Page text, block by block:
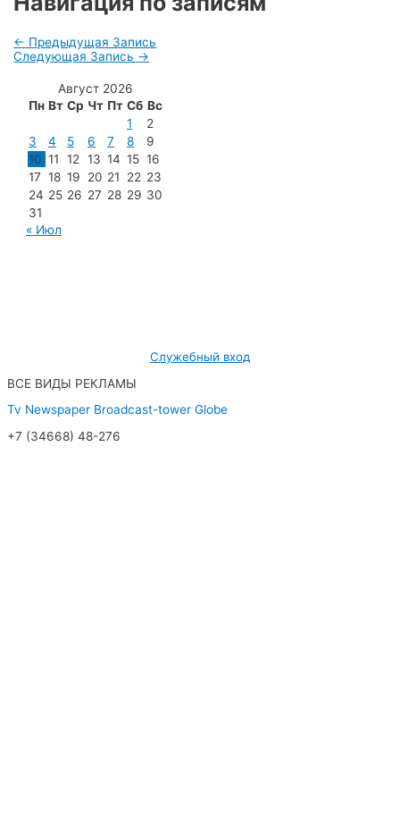
← Предыдущая Запись
Следующая Запись →
Август 2026
Пн Вт Ср Чт Пт Сб Вс
1
2
3
4 5 6 7 8
9
10 11 12 13 14 15 16
17 18 19 20 21 22 23
24 25 26 27 28 29 30
31
« Июл
Служебный вход
ВСЕ ВИДЫ РЕКЛАМЫ
Tv Newspaper Broadcast-tower Globe
+7 (34668) 48-276